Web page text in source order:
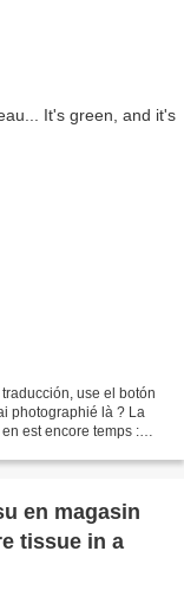
use el botón
photographié là ? La
est encore temps :
en magasin
tissue in a